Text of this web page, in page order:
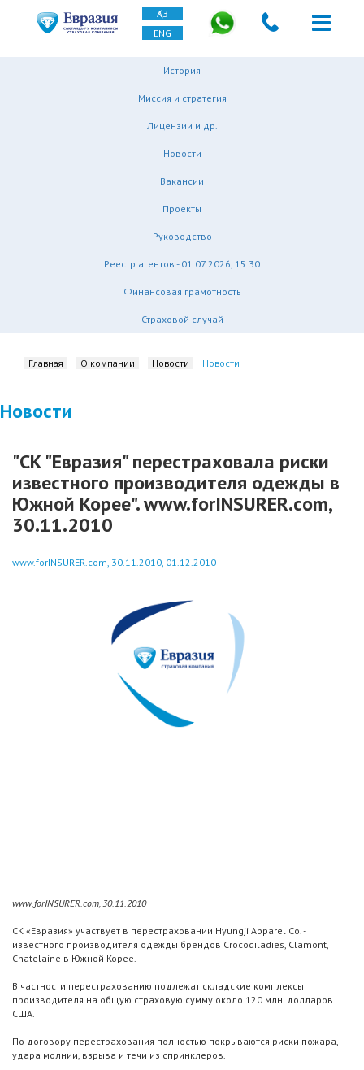
ҚАЗ
ENG
История
Миссия и стратегия
Лицензии и др.
Новости
Вакансии
Проекты
Руководство
Реестр агентов - 01.07.2026, 15:30
Финансовая грамотность
Страховой случай
Главная О компании Новости Новости
Новости
"СК "Евразия" перестраховала риски
известного производителя одежды в
Южной Корее". www.forINSURER.com,
30.11.2010
www.forINSURER.com, 30.11.2010, 01.12.2010
www.forINSURER.com, 30.11.2010
СК «Евразия» участвует в перестраховании Hyungji Apparel Co. -
известного производителя одежды брендов Crocodiladies, Clamont,
Chatelaine в Южной Корее.
В частности перестрахованию подлежат складские комплексы
производителя на общую страховую сумму около 120 млн. долларов
США.
По договору перестрахования полностью покрываются риски пожара,
удара молнии, взрыва и течи из спринклеров.